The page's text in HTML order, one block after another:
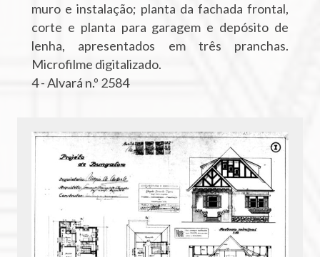
muro e instalação; planta da fachada frontal,
corte e planta para garagem e depósito de
lenha, apresentados em três pranchas.
Microfilme digitalizado.
4 - Alvará n.º 2584